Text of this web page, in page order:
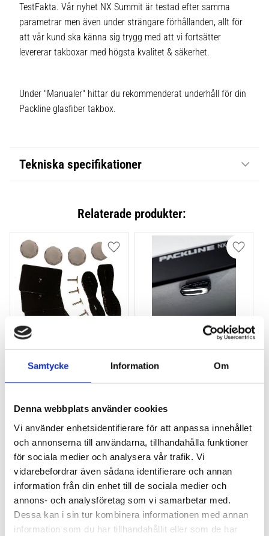
Samtycke Information Om
Denna webbplats använder cookies
Vi använder enhetsidentifierare för att anpassa innehållet
och annonserna till användarna, tillhandahålla funktioner
för sociala medier och analysera vår trafik. Vi
vidarebefordrar även sådana identifierare och annan
information från din enhet till de sociala medier och
annons- och analysföretag som vi samarbetar med.
Dessa kan i sin tur kombinera informationen med annan
information som du har tillhandahållit eller som de har
TestFakta. Vår nyhet NX Summit är testad efter samma
parametrar men även under strängare förhållanden, allt för
att vår kund ska känna sig trygg med att vi fortsätter
levererar takboxar med högsta kvalitet & säkerhet.
Under "Manualer" hittar du rekommenderat underhåll för din
Packline glasfiber takbox.
Tekniska specifikationer
Relaterade produkter:
PACKLINE MOUNT KIT T-
Nytt takräcke, nya fästen
till takboxen?
695kr
Lägg till i favoriter
PACKLINE LED LIGHT
495kr
Lägg
Lägg till i favoriter Lägg